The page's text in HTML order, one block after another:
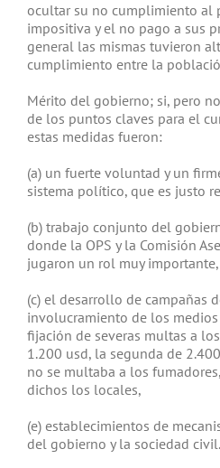
ocultar su no cumplimiento al
impositiva y el no pago a sus
general las mismas tuvieron
cumplimiento entre la
Mérito del gobierno; si, pero
de los puntos claves para el
estas medidas fueron:
(a) un fuerte voluntad y un
sistema político, que es justo
(b) trabajo conjunto del
donde la OPS y la Comisión
jugaron un rol muy importante,
(c) el desarrollo de campañas
involucramiento de los
fijación de severas multas a
1.200 usd, la segunda de
no se multaba a los
dichos los locales,
(e) establecimientos de
del gobierno y la sociedad civil.